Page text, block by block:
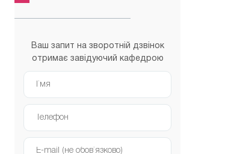
Ваш запит на зворотній дзвінок
отримає завідуючий кафедрою